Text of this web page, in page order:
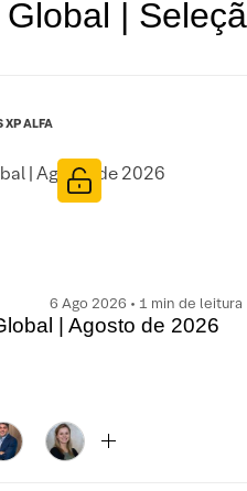
Global |
XP ALFA
6 Ago 2026 • 1 min de leitura
| Agosto de 2026